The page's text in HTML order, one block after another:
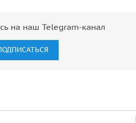
на наш Telegram-канал